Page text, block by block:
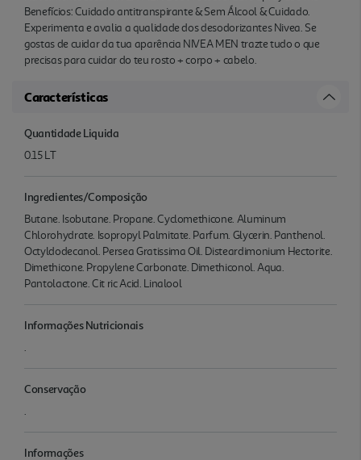
Benefícios: Cuidado antitranspirante & Sem Álcool & Cuidado.
Experimenta e avalia a qualidade dos desodorizantes Nivea. Se
gostas de cuidar da tua aparência NIVEA MEN trazte tudo o que
precisas para cuidar do teu rosto + corpo + cabelo.
Características
Quantidade Liquida
0.15 LT
Ingredientes/Composição
Butane. Isobutane. Propane. Cyclomethicone. Aluminum
Chlorohydrate. Isopropyl Palmitate. Parfum. Glycerin. Panthenol.
Octyldodecanol. Persea Gratissima Oil. Disteardimonium Hectorite.
Dimethicone. Propylene Carbonate. Dimethiconol. Aqua.
Pantolactone. Cit ric Acid. Linalool
Informações Nutricionais
.
Conservação
.
Informações